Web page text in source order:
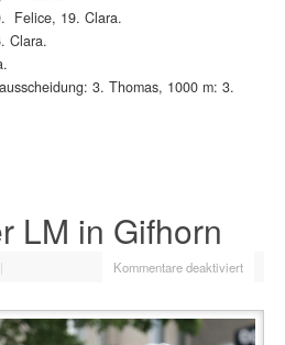
Felice, 19. Clara.
Clara.
3. Thomas, 1000 m: 3.
LM in Gifhorn
| Kommentare deaktiviert